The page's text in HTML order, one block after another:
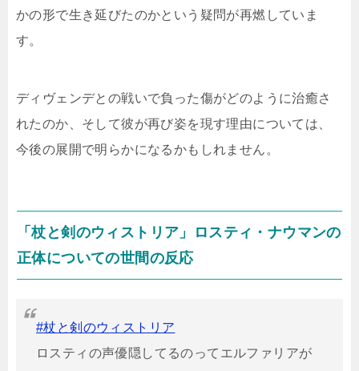
かの形で生き延びたのかという疑問が再燃していま
す。
ディヴェンデとの戦いで負った傷がどのように治癒さ
れたのか、そして彼が再び姿を現す理由については、
今後の展開で明らかになるかもしれません。
「杖と剣のウィストリア」ロスティ・ナウマンの
正体についての世間の反応
#杖と剣のウィストリア
ロスティの声優隠してるのってエルファリアが